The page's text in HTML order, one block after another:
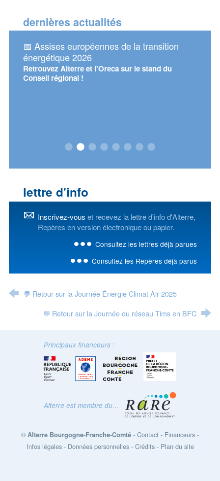
dernières actualités
📅 Assises européennes de la transition
énergétique 2026
Retrouvez Alterre et l'Oreca sur le stand du
Conseil régional !
lettre d'info
Inscrivez-vous et recevez la lettre d'info d'Alterre,
Repères en version électronique ou papier.
Consultez les lettres déjà parues
Consultez les Repères déjà parus
💬 Retour sur la Journée Énergie Climat Air 2025
💬 Retour sur la Journée du réseau Tims en BFC
Principaux financeurs :
Alterre est membre du…
© Alterre Bourgogne-Franche-Comté - Contact - Financeurs -
Infos légales- Données personnelles- Crédits- Plan du site